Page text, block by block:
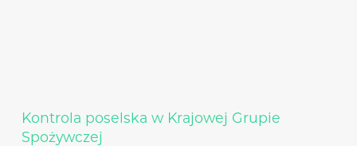
Kontrola poselska w Krajowej Grupie
Spożywczej